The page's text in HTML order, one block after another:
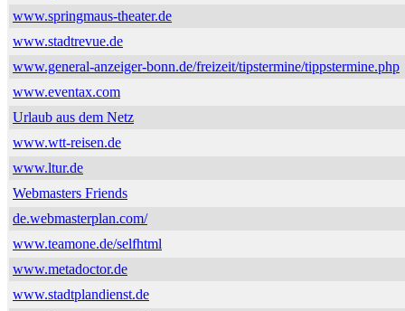
www.springmaus-theater.de
www.stadtrevue.de
www.general-anzeiger-bonn.de/freizeit/tipstermine/tippstermine.php
www.eventax.com
Urlaub aus dem Netz
www.wtt-reisen.de
www.ltur.de
Webmasters Friends
de.webmasterplan.com/
www.teamone.de/selfhtml
www.metadoctor.de
www.stadtplandienst.de